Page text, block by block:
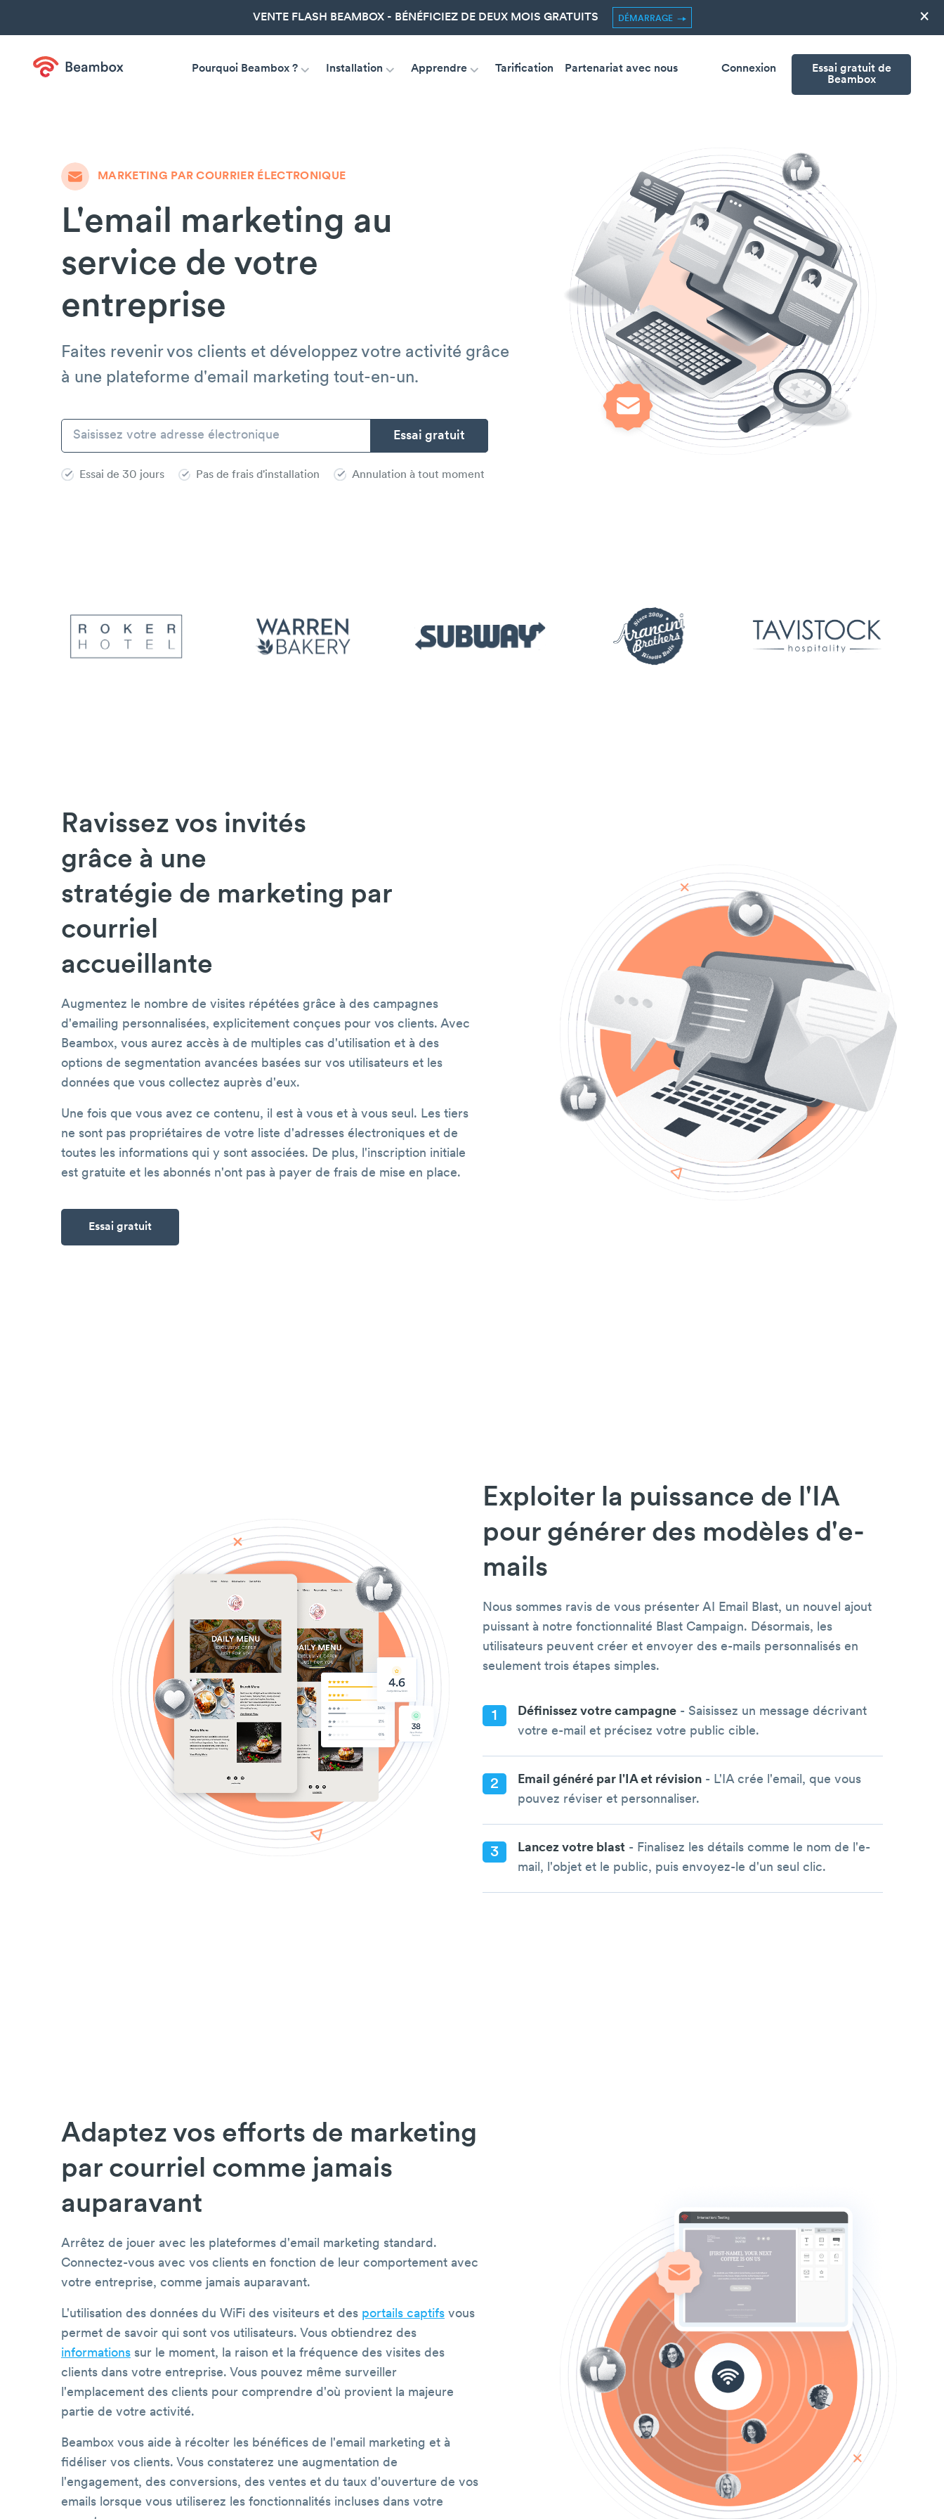
VENTE FLASH BEAMBOX - BÉNÉFICIEZ DE DEUX MOIS GRATUITS DÉMARRAGE ×
Pourquoi Beambox ? Installation Apprendre Tarification Partenariat avec nous
Essai gratuit de
Beambox
Connexion
MARKETING PAR COURRIER ÉLECTRONIQUE
L'email marketing au
service de votre
entreprise
Faites revenir vos clients et développez votre activité grâce
à une plateforme d'email marketing tout-en-un.
Essai de 30 jours Pas de frais d'installation Annulation à tout moment
Ravissez vos invités
grâce à une
stratégie de marketing par
courriel
accueillante
Augmentez le nombre de visites répétées grâce à des campagnes
d'emailing personnalisées, explicitement conçues pour vos clients. Avec
Beambox, vous aurez accès à de multiples cas d'utilisation et à des
options de segmentation avancées basées sur vos utilisateurs et les
données que vous collectez auprès d'eux.
Une fois que vous avez ce contenu, il est à vous et à vous seul. Les tiers
ne sont pas propriétaires de votre liste d'adresses électroniques et de
toutes les informations qui y sont associées. De plus, l'inscription initiale
est gratuite et les abonnés n'ont pas à payer de frais de mise en place.
Essai gratuit
Exploiter la puissance de l'IA
pour générer des modèles d'e-
mails
Nous sommes ravis de vous présenter AI Email Blast, un nouvel ajout
puissant à notre fonctionnalité Blast Campaign. Désormais, les
utilisateurs peuvent créer et envoyer des e-mails personnalisés en
seulement trois étapes simples.
1 Définissez votre campagne - Saisissez un message décrivant
votre e-mail et précisez votre public cible.
2 Email généré par l'IA et révision - L'IA crée l'email, que vous
pouvez réviser et personnaliser.
3 Lancez votre blast - Finalisez les détails comme le nom de l'e-
mail, l'objet et le public, puis envoyez-le d'un seul clic.
Adaptez vos efforts de marketing
par courriel comme jamais
auparavant
Arrêtez de jouer avec les plateformes d'email marketing standard.
Connectez-vous avec vos clients en fonction de leur comportement avec
votre entreprise, comme jamais auparavant.
L'utilisation des données du WiFi des visiteurs et des portails captifs vous
permet de savoir qui sont vos utilisateurs. Vous obtiendrez des
informations sur le moment, la raison et la fréquence des visites des
clients dans votre entreprise. Vous pouvez même surveiller
l'emplacement des clients pour comprendre d'où provient la majeure
partie de votre activité.
Beambox vous aide à récolter les bénéfices de l'email marketing et à
fidéliser vos clients. Vous constaterez une augmentation de
l'engagement, des conversions, des ventes et du taux d'ouverture de vos
emails lorsque vous utiliserez les fonctionnalités incluses dans votre